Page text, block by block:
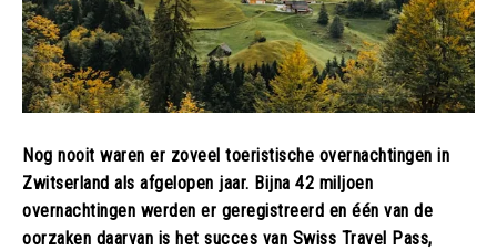
Nog nooit waren er zoveel toeristische overnachtingen in
Zwitserland als afgelopen jaar. Bijna 42 miljoen
overnachtingen werden er geregistreerd en één van de
oorzaken daarvan is het succes van Swiss Travel Pass,